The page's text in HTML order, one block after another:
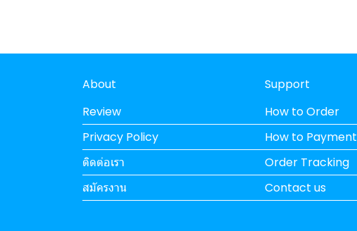
About
Review
Privacy Policy
ติดต่อเรา
สมัครงาน
Support
How to Order
How to Payment
Order Tracking
Contact us